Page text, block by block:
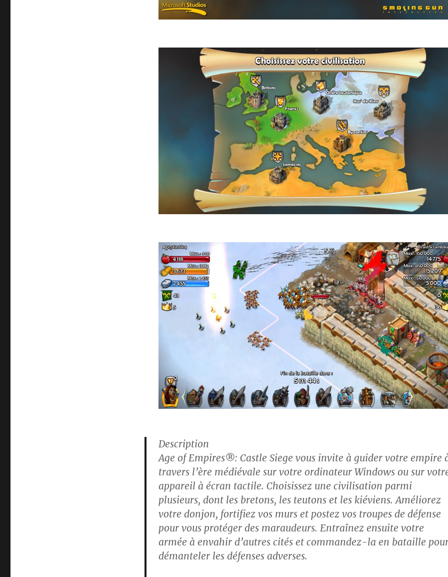
Description
Age of Empires®: Castle Siege vous invite à guider votre empire
travers l’ère médiévale sur votre ordinateur Windows ou sur
appareil à écran tactile. Choisissez une civilisation parmi
plusieurs, dont les bretons, les teutons et les kiéviens. Améliorez
votre donjon, fortifiez vos murs et postez vos troupes de défense
pour vous protéger des maraudeurs. Entraînez ensuite votre
armée à envahir d’autres cités et commandez-la en bataille
démanteler les défenses adverses.